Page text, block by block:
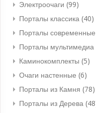
Электроочаги (99)
Порталы классика (40)
Порталы современные
Порталы мультимедиа
Каминокомплекты (5)
Очаги настенные (6)
Порталы из Камня (78)
Порталы из Дерева